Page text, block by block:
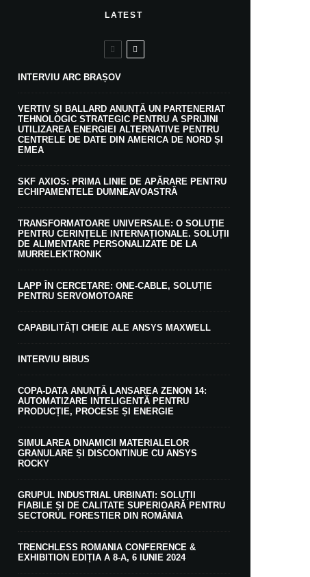
LATEST
INTERVIU ARC BRAȘOV
VERTIV ȘI BALLARD ANUNȚĂ UN PARTENERIAT
TEHNOLOGIC STRATEGIC PENTRU A SPRIJINI
UTILIZAREA ENERGIEI ALTERNATIVE PENTRU
CENTRELE DE DATE DIN AMERICA DE NORD ȘI
EMEA
SKF AXIOS: PRIMA LINIE DE APĂRARE PENTRU
ECHIPAMENTELE DUMNEAVOASTRĂ
TRANSFORMATOARE UNIVERSALE: O SOLUȚIE
PENTRU CERINȚELE INTERNAȚIONALE. SOLUȚII
DE ALIMENTARE PERSONALIZATE DE LA
MURRELEKTRONIK
LAPP ÎN CERCETARE: ONE-CABLE, SOLUȚIE
PENTRU SERVOMOTOARE
CAPABILITĂȚI CHEIE ALE ANSYS MAXWELL
INTERVIU BIBUS
COPA-DATA ANUNȚĂ LANSAREA ZENON 14:
AUTOMATIZARE INTELIGENTĂ PENTRU
PRODUCȚIE, PROCESE ȘI ENERGIE
SIMULAREA DINAMICII MATERIALELOR
GRANULARE ȘI DISCONTINUE CU ANSYS
ROCKY
GRUPUL INDUSTRIAL URBINATI: SOLUȚII
FIABILE ȘI DE CALITATE SUPERIOARĂ PENTRU
SECTORUL FORESTIER DIN ROMÂNIA
TRENCHLESS ROMANIA CONFERENCE &
EXHIBITION EDIȚIA A 8-A, 6 IUNIE 2024